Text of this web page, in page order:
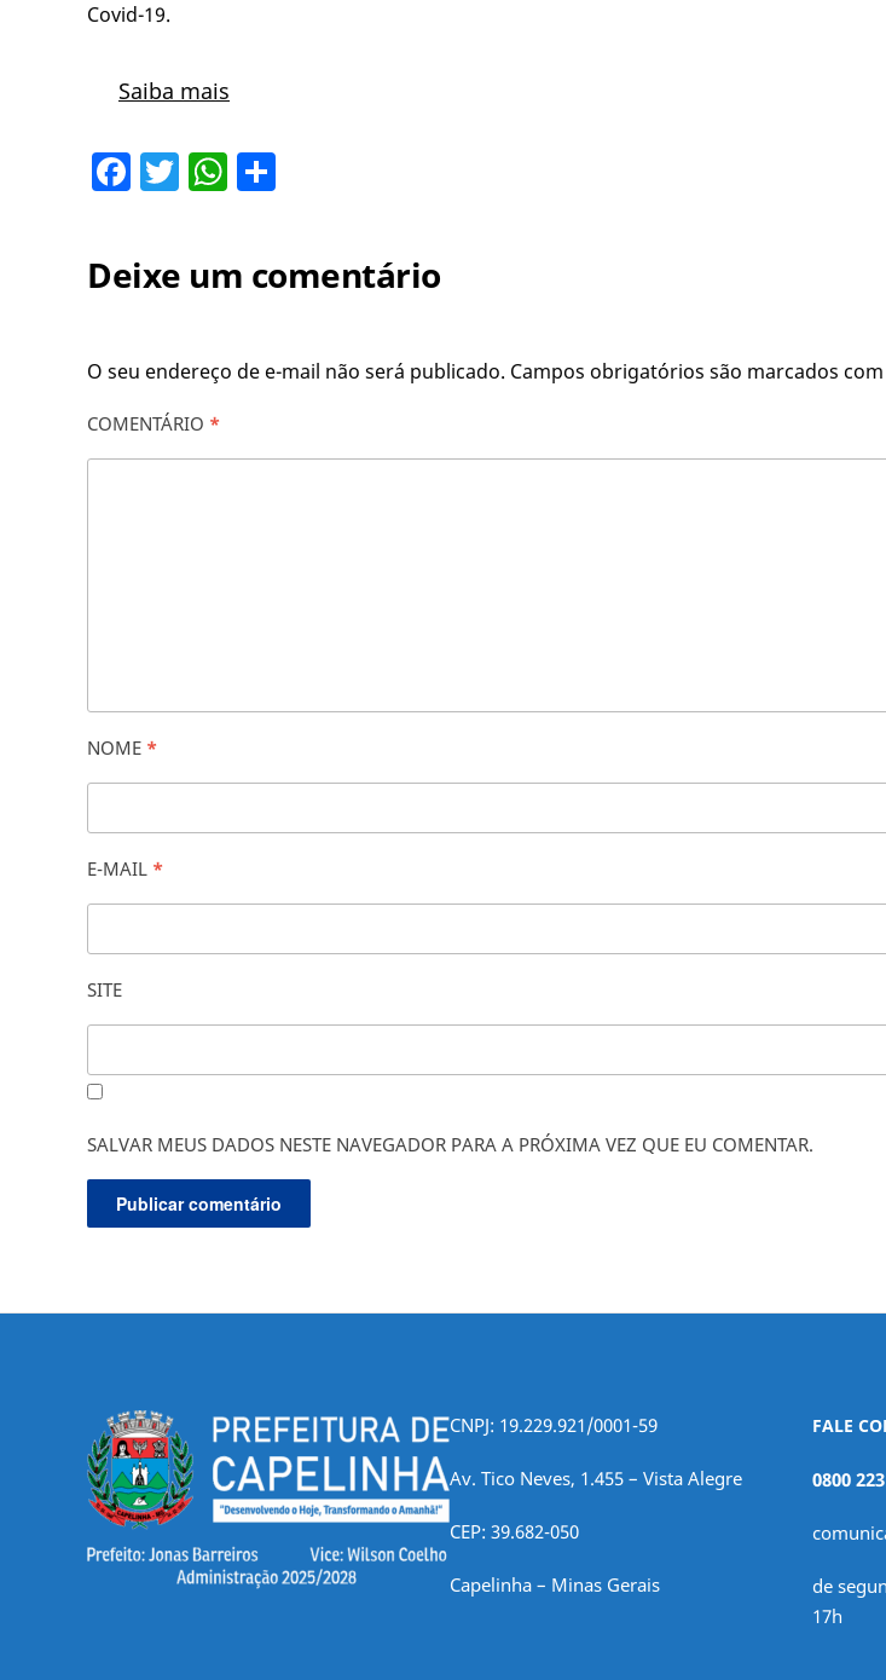
Covid-19.
Saiba mais
Facebook
TwitterWhatsApp
Deixe um comentário
O seu endereço de e-mail não será publicado. Campos obrigatórios são marcados com
COMENTÁRIO *
NOME *
E-MAIL *
SITE
SALVAR MEUS DADOS NESTE NAVEGADOR PARA A PRÓXIMA VEZ QUE EU COMENTAR.
CNPJ: 19.229.921/0001-59
Av. Tico Neves, 1.455 – Vista Alegre
CEP: 39.682-050
Capelinha – Minas Gerais
FALE
0800
de
17h